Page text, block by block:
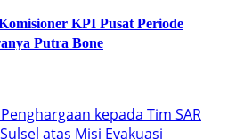
KPI Pusat Periode
Putra Bone